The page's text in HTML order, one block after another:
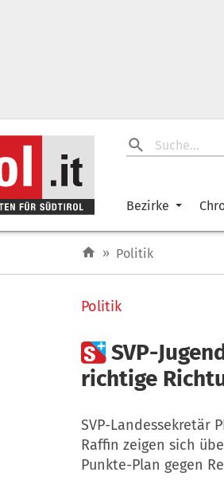
Bezirke
» Politik
Politik
SVP-
richtige
SVP-Landessekretär
Raffin zeigen sich
Punkte-Plan gegen